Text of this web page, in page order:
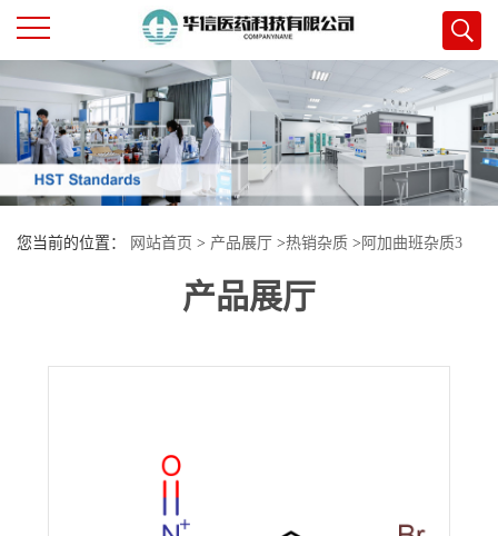
公
司
首
页
司
您当前的位置： 网站首页 > 产品展厅 >热销杂质 > 阿加曲班杂质3
产品展厅